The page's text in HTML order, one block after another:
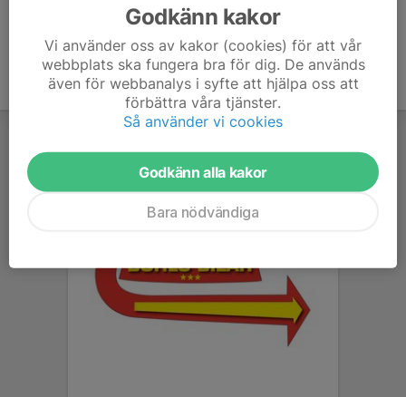
Godkänn kakor
Vi använder oss av kakor (cookies) för att vår
webbplats ska fungera bra för dig. De används
även för webbanalys i syfte att hjälpa oss att
förbättra våra tjänster.
Så använder vi cookies
Godkänn alla kakor
Bara nödvändiga